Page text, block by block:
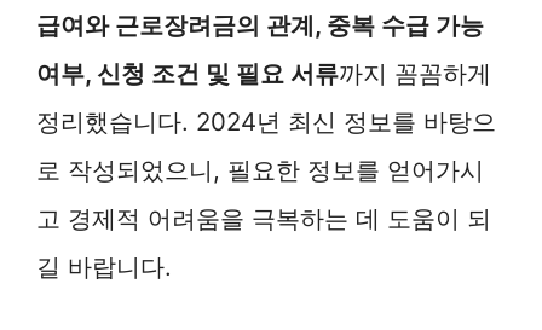
급여와 근로장려금의 관계, 중복 수급 가능
여부, 신청 조건 및 필요 서류까지 꼼꼼하게
정리했습니다. 2024년 최신 정보를 바탕으
로 작성되었으니, 필요한 정보를 얻어가시
고 경제적 어려움을 극복하는 데 도움이 되
길 바랍니다.